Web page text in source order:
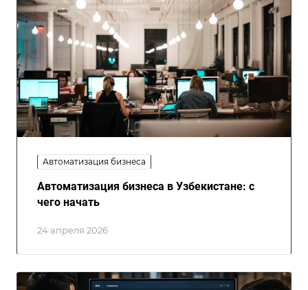
Автоматизация бизнеса
24 апреля 2026
Автоматизация бизнеса в Узбекистане: с
чего начать